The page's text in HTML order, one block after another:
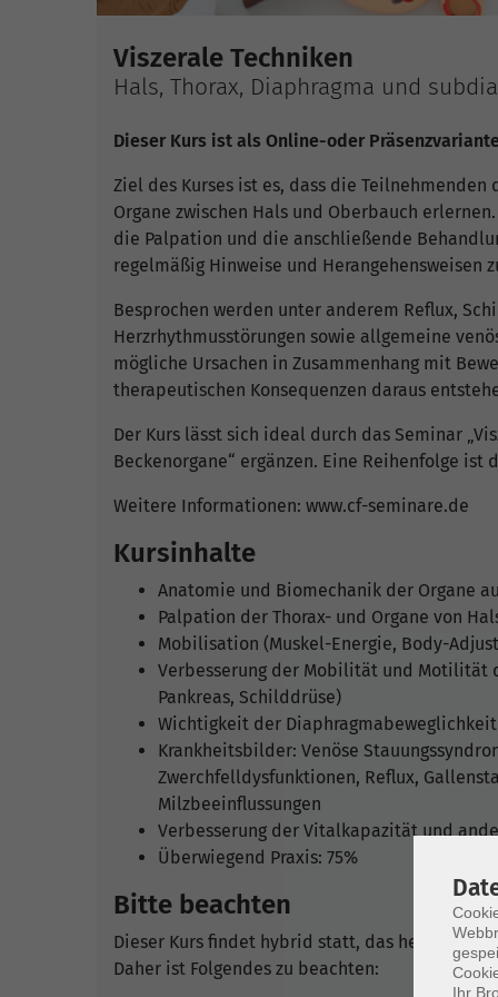
Viszerale Techniken
Hals, Thorax, Diaphragma und
Dieser Kurs ist als Online-oder
Ziel des Kurses ist es, dass die
Organe zwischen Hals und Oberbauch
die Palpation und die anschließende
regelmäßig Hinweise und
Besprochen werden unter anderem Reflux,
Herzrhythmusstörungen sowie allgemeine
mögliche Ursachen in Zusammenhang mit
therapeutischen Konsequenzen daraus
Der Kurs lässt sich ideal durch das Seminar
Beckenorgane“ ergänzen. Eine Reihenfolge ist
Weitere Informationen: www.cf-seminare.de
Kursinhalte
Anatomie und Biomechanik der Organe
Palpation der Thorax- und Organe von
Mobilisation (Muskel-Energie, Body-
Verbesserung der Mobilität und Motilität
Pankreas, Schilddrüse)
Wichtigkeit der
Krankheitsbilder: Venöse
Zwerchfelldysfunktionen, Reflux,
Milzbeeinflussungen
Verbesserung der Vitalkapazität und
Überwiegend Praxis: 75%
Bitte beachten
Dieser Kurs findet hybrid statt, das heißt, er
Daher ist Folgendes zu beachten:
Ihr